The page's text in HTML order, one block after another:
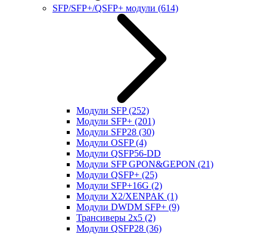
SFP/SFP+/QSFP+ модули (614)
Модули SFP(252)
Модули SFP+ (201)
Модули SFP28 (30)
Модули OSFP(4)
Модули QSFP56-DD
Модули SFP GPON&GEPON (21)
Модули QSFP+ (25)
Модули SFP+16G (2)
Модули X2/XENPAK (1)
Модули DWDM SFP+ (9)
Трансиверы 2x5 (2)
Модули QSFP28 (36)